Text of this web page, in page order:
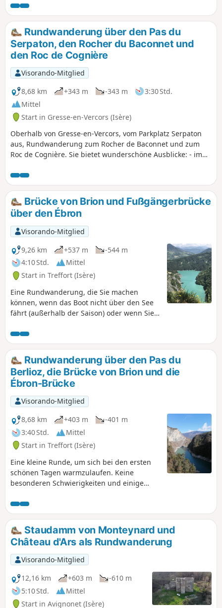
Staudamm von Monteynard. Entlang
der gesamten Strecke genießen Sie
außerdem herrliche Ausblicke auf die
umliegenden Bergmassive.
Rundwanderung über den Pas du
Serpaton, den Rocher du Baconnet und
den Roc de Cognière
Visorando-Mitglied
8,68 km
+343 m -343 m
3:30 Std.
Mittel
Start in Gresse-en-Vercors (Isère)
Oberhalb von Gresse-en-Vercors, vom Parkplatz Serpaton
aus, Rundwanderung zum Rocher de Baconnet und zum
Roc de Cognière. Sie bietet wunderschöne Ausblicke: - im
im Süden auf den Mont Aiguille, - im Osten auf Monestier-
de-Clermont mit dem Tunnel und dem Viadukt der A51, den
Lac de Monteymard, die Corniche du Drac, die Écrins und
das Dévoluy.
Brücke von Brion und Fußgängerbrücke
über den Ébron
Visorando-Mitglied
9,26 km
+537 m
-544 m
4:10 Std.
Mittel
Start in Treffort (Isère)
Eine Rundwanderung, die Sie machen
können, wenn das Boot nicht über den See
fährt (außerhalb der Saison) oder wenn Sie
erkunden möchten. Siehe meine andere
Wanderung: Wanderung über die Stege des
Drac. Ich rate Personen mit Höhenangst
oder Höhenphobie von dieser Wanderung
ab!
Rundwanderung über den Pas du
Berlioz, die Brücke von Brion und die
Ébron-Brücke
Visorando-Mitglied
8,68 km
+403 m
-401 m
3:40 Std.
Mittel
Start in Treffort (Isère)
Eine kleine Runde, um sich bei den ersten
schönen Tagen warmzulaufen. Keine
besonderen Schwierigkeiten und einige
Trièves!
Staudamm von Monteynard und
Château d'Ars als Rundwanderung
Visorando-Mitglied
12,16 km
+603 m
-610 m
5:10 Std.
Mittel
Start in Avignonet (Isère)